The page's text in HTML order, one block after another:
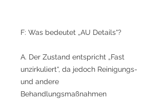
F: Was bedeutet „AU Details“?
A. Der Zustand entspricht „Fast
unzirkuliert“, da jedoch Reinigungs-
und andere
Behandlungsmaßnahmen